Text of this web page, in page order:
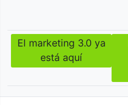
Navegación
de
entradas
El marketing 3.0 ya
está aquí